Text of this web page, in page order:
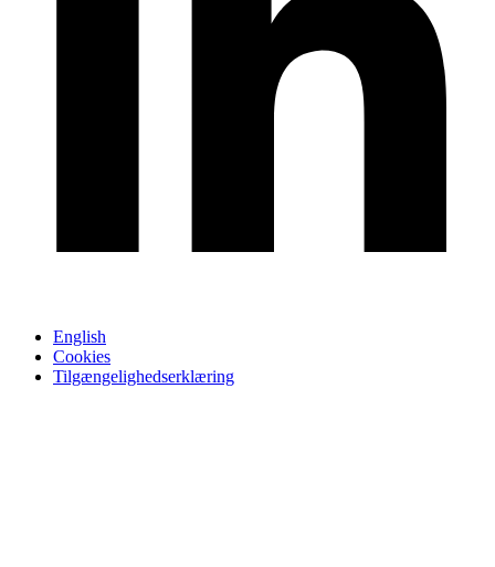
English
Cookies
Tilgængelighedserklæring